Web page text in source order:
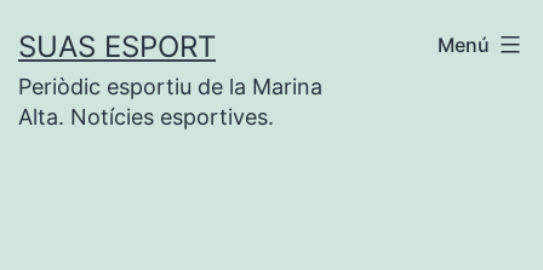
contenido
SUAS ESPORT
Periòdic esportiu de la Marina
Alta. Notícies esportives.
Menú